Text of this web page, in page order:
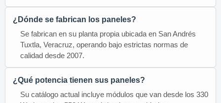
¿Dónde se fabrican los paneles?
Se fabrican en su planta propia ubicada en San Andrés
Tuxtla, Veracruz, operando bajo estrictas normas de
calidad desde 2007.
¿Qué potencia tienen sus paneles?
Su catálogo actual incluye módulos que van desde los 330